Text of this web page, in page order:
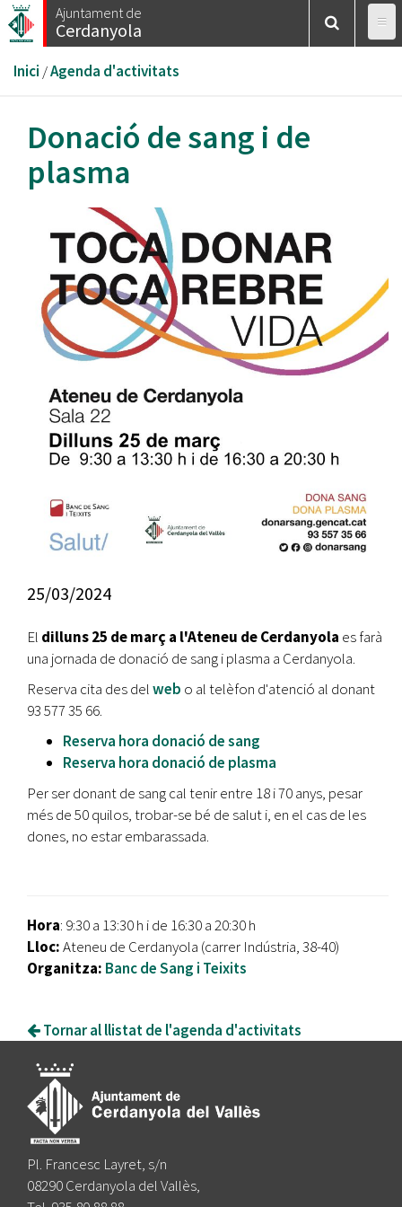
Vés
al
Ajuntament de
Cerdanyola
Esteu
aquí
Inici /Agenda d'activitats
Donació de sang i de
plasma
25/03/2024
El dilluns 25 de març a l'Ateneu de Cerdanyola es farà
una jornada de donació de sang i plasma a Cerdanyola.
Reserva cita des delweb o al telèfon d'atenció al donant
93 577 35 66.
Reserva hora donació de sang
Reserva hora donació de plasma
Per ser donant de sang cal tenir entre 18 i 70 anys, pesar
més de 50 quilos, trobar-se bé de salut i, en el cas de les
dones, no estar embarassada.
Hora: 9:30 a 13:30 h i de 16:30 a 20:30 h
Lloc:Ateneu de Cerdanyola (carrer Indústria, 38-40)
Organitza: Banc de Sang i Teixits
Tornar al llistat de l'agenda d'activitats
Pl. Francesc Layret, s/n
08290 Cerdanyola del Vallès,